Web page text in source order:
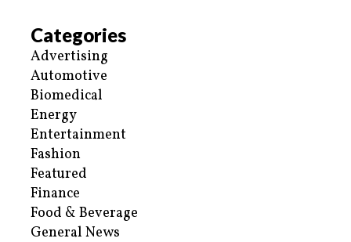
Categories
Advertising
Automotive
Biomedical
Energy
Entertainment
Fashion
Featured
Finance
Food & Beverage
General News